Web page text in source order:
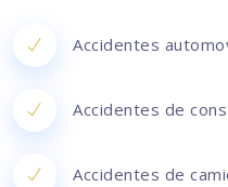
Accidentes
Accidentes de
Accidentes de